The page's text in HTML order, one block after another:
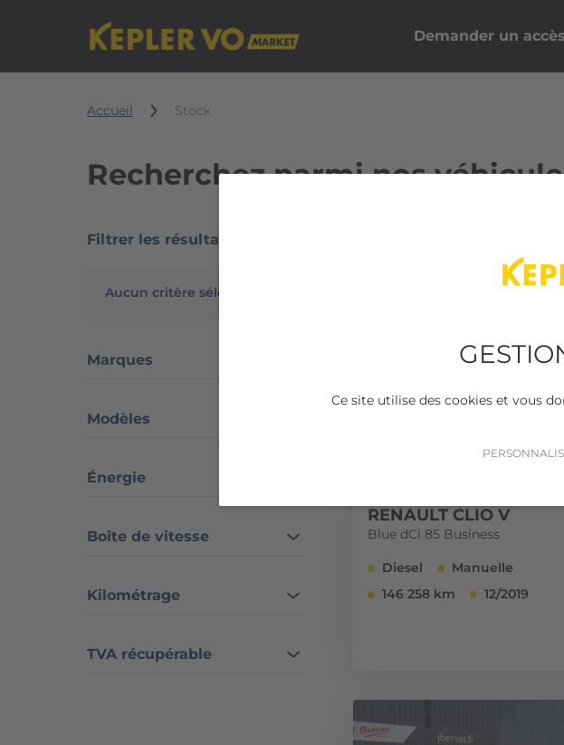
Ce site utilise des cookies et vous
Demander un
Accueil Stock
Recherchez parmi nos
Filtrer les résultats
Aucun critère sélectionné
Marques
Modèles
Énergie
Boîte de vitesse
Kilométrage
TVA récupérable
RENAULT CLIO V
Blue dCi 85 Business
Diesel
Manuelle
146 258 km
12/2019